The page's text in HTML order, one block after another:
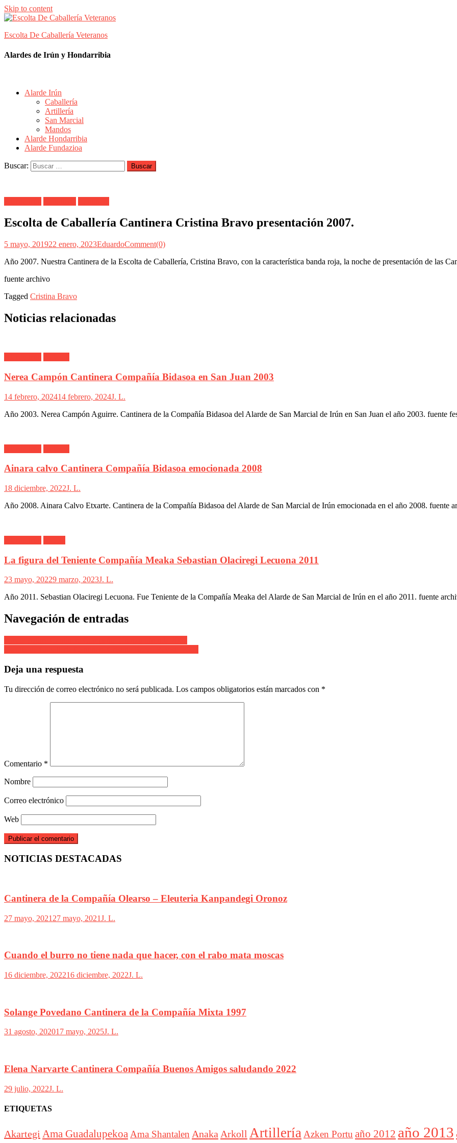
Skip to content
Escolta De Caballería Veteranos
Alardes de Irún y Hondarribia
Alarde Irún
Caballería
Artillería
San Marcial
Mandos
Alarde Hondarribia
Alarde Fundazioa
Buscar:
Escolta de Caballería Cantinera Cristina Bravo presentación 2007.
5 mayo, 201922 enero, 2023EduardoComment(0)
Año 2007. Nuestra Cantinera de la Escolta de Caballería, Cristina Bravo, con la característica banda roja, la noche de presentación de las
fuente archivo
Tagged Cristina Bravo
Noticias relacionadas
Nerea Campón Cantinera Compañía Bidasoa en San Juan 2003
14 febrero, 202414 febrero, 2024J. L.
Año 2003. Nerea Campón Aguirre. Cantinera de la Compañía Bidasoa del Alarde de San Marcial de Irún en San Juan el año 2003. fuente
Ainara calvo Cantinera Compañía Bidasoa emocionada 2008
18 diciembre, 2022J. L.
Año 2008. Ainara Calvo Etxarte. Cantinera de la Compañía Bidasoa del Alarde de San Marcial de Irún emocionada en el año 2008. fuente
La figura del Teniente Compañía Meaka Sebastian Olaciregi Lecuona 2011
23 mayo, 20229 marzo, 2023J. L.
Año 2011. Sebastian Olaciregi Lecuona. Fue Teniente de la Compañía Meaka del Alarde de San Marcial de Irún en el año 2011. fuente
Navegación de entradas
Deja una respuesta
Tu dirección de correo electrónico no será publicada. Los campos obligatorios están marcados con *
Comentario *
Nombre
Correo electrónico
Web
NOTICIAS DESTACADAS
Cantinera de la Compañía Olearso – Eleuteria Kanpandegi Oronoz
27 mayo, 2021 27 mayo, 2021J. L.
Cuando el burro no tiene nada que hacer, con el rabo mata moscas
16 diciembre, 202216 diciembre, 2022J. L.
Solange Povedano Cantinera de la Compañía Mixta 1997
31 agosto, 202017 mayo, 2025J. L.
Elena Narvarte Cantinera Compañía Buenos Amigos saludando 2022
29 julio, 2022J. L.
ETIQUETAS
Akartegi Ama GuadalupekoaAma Shantalen AnakaArkoll ArtilleríaAzken Portu año 2012 año 2013